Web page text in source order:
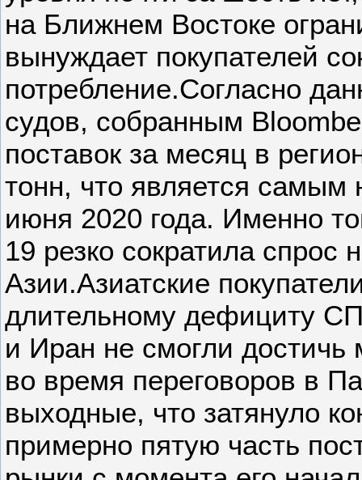
на Ближнем Востоке
вынуждает покупателей
потребление.Согласно
судов, собранным
поставок за месяц в
тонн, что является самым
июня 2020 года. Именно
19 резко сократила спрос
Азии.Азиатские
длительному дефициту
и Иран не смогли достичь
во время переговоров в
выходные, что затянуло
примерно пятую часть